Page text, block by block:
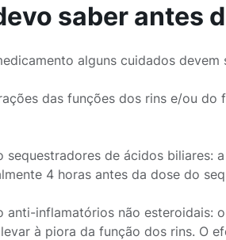
saber antes
alguns cuidados
das funções dos rins e/ou
sequestradores de ácidos biliares:
4 horas antes da dose do
anti-inflamatórios não esteroidais:
à piora da função dos rins. O